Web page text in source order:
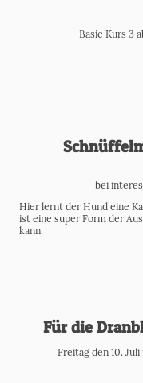
Basic Kurs 3
bei
Hier lernt der Hund eine
ist eine super Form der
kann.
Für die
Freitag den 10.